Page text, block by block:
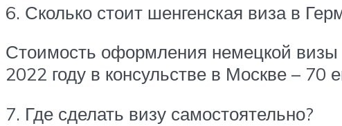
6. Сколько стоит шенгенская виза в
Стоимость оформления немецкой визы
2022 году в консульстве в Москве – 70
7. Где сделать визу самостоятельно?